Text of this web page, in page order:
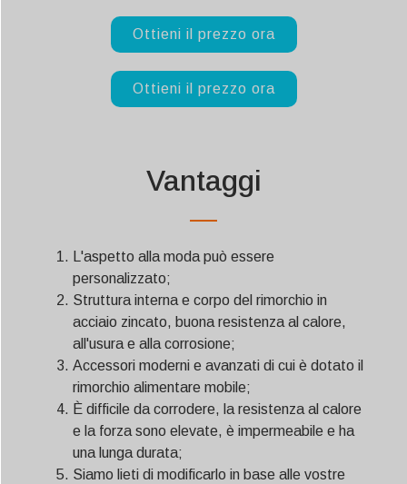
Ottieni il prezzo ora
Ottieni il prezzo ora
Vantaggi
L'aspetto alla moda può essere
personalizzato;
Struttura interna e corpo del rimorchio in
acciaio zincato, buona resistenza al calore,
all'usura e alla corrosione;
Accessori moderni e avanzati di cui è dotato il
rimorchio alimentare mobile;
È difficile da corrodere, la resistenza al calore
e la forza sono elevate, è impermeabile e ha
una lunga durata;
Siamo lieti di modificarlo in base alle vostre